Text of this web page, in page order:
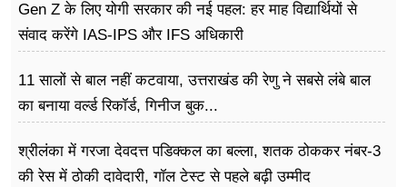
Gen Z के लिए योगी सरकार की नई पहल: हर माह विद्यार्थियों से
संवाद करेंगे IAS-IPS और IFS अधिकारी
11 सालों से बाल नहीं कटवाया, उत्तराखंड की रेणु ने सबसे लंबे बाल
का बनाया वर्ल्ड रिकॉर्ड, गिनीज बुक...
श्रीलंका में गरजा देवदत्त पडिक्कल का बल्ला, शतक ठोककर नंबर-3
की रेस में ठोकी दावेदारी, गॉल टेस्ट से पहले बढ़ी उम्मीद